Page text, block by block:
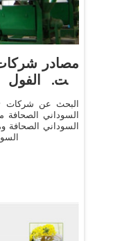
مصادر
زيت
البحث عن شركات
السوداني
السوداني الصحافة